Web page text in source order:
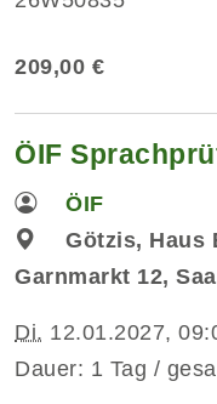
209,00 €
ÖIF
ÖIF
Götzis, Haus
Garnmarkt 12,
Di. 12.01.2027,
Dauer: 1 Tag /